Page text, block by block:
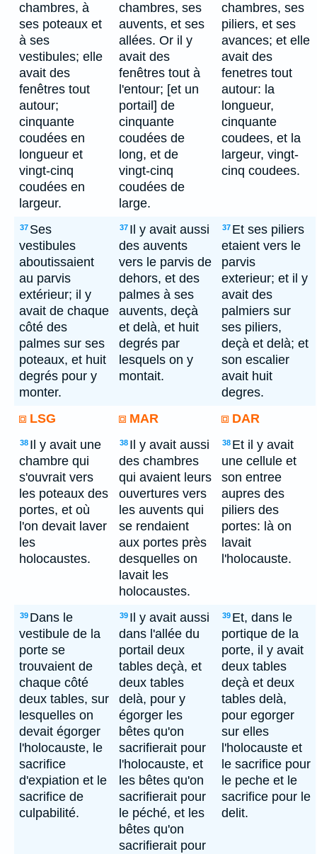
chambres, à
ses poteaux et
à ses
vestibules; elle
avait des
fenêtres tout
autour;
cinquante
coudées en
longueur et
vingt-cinq
coudées en
largeur.
chambres, ses
auvents, et ses
allées. Or il y
avait des
fenêtres tout à
l'entour; [et un
portail] de
cinquante
coudées de
long, et de
vingt-cinq
coudées de
large.
chambres, ses
piliers, et ses
avances; et elle
avait des
fenetres tout
autour: la
longueur,
cinquante
coudees, et la
largeur, vingt-
cinq coudees.
37 Ses
vestibules
aboutissaient
au parvis
extérieur; il y
avait de chaque
côté des
palmes sur ses
poteaux, et huit
degrés pour y
monter.
37 Il y avait aussi
des auvents
vers le parvis de
dehors, et des
palmes à ses
auvents, deçà
et delà, et huit
degrés par
lesquels on y
montait.
37 Et ses piliers
etaient vers le
parvis
exterieur; et il y
avait des
palmiers sur
ses piliers,
deçà et delà; et
son escalier
avait huit
degres.
LSG
MAR DAR
38 Il y avait une
chambre qui
s'ouvrait vers
les poteaux des
portes, et où
l'on devait laver
les
holocaustes.
38 Il y avait aussi
des chambres
qui avaient leurs
ouvertures vers
les auvents qui
se rendaient
aux portes près
desquelles on
lavait les
holocaustes.
38 Et il y avait
une cellule et
son entree
aupres des
piliers des
portes: là on
lavait
l'holocauste.
39 Dans le
vestibule de la
porte se
trouvaient de
chaque côté
deux tables, sur
lesquelles on
devait égorger
l'holocauste, le
sacrifice
d'expiation et le
sacrifice de
culpabilité.
39 Il y avait aussi
dans l'allée du
portail deux
tables deçà, et
deux tables
delà, pour y
égorger les
bêtes qu'on
sacrifierait pour
l'holocauste, et
les bêtes qu'on
sacrifierait pour
le péché, et les
bêtes qu'on
sacrifierait pour
39 Et, dans le
portique de la
porte, il y avait
deux tables
deçà et deux
tables delà,
pour egorger
sur elles
l'holocauste et
le sacrifice pour
le peche et le
sacrifice pour le
delit.